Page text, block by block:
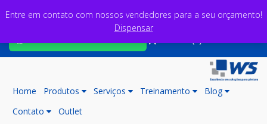
Home Produtos Serviços Treinamento
Blog
Contato
Outlet
Entre em contato com nossos vendedores para a seu orçamento!
Dispensar